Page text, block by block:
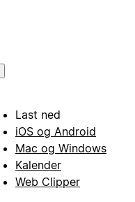
Last ned
iOS og Android
Mac og Windows
Kalender
Web Clipper